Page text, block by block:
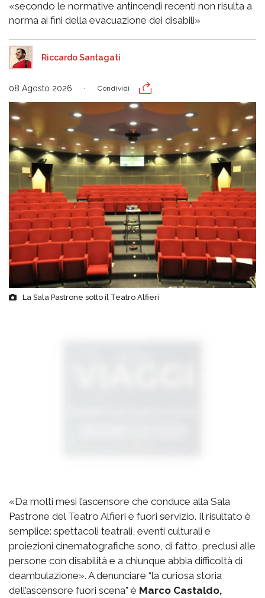
«secondo le normative antincendi recenti non risulta a
norma ai fini della evacuazione dei disabili»
Riccardo Santagati
08 Agosto 2026 Condividi
La Sala Pastrone sotto il Teatro Alfieri
«Da molti mesi l’ascensore che conduce alla Sala
Pastrone del Teatro Alfieri è fuori servizio. Il risultato è
semplice: spettacoli teatrali, eventi culturali e
proiezioni cinematografiche sono, di fatto, preclusi alle
persone con disabilità e a chiunque abbia difficoltà di
deambulazione». A denunciare “la curiosa storia
dell’ascensore fuori scena” è Marco Castaldo,